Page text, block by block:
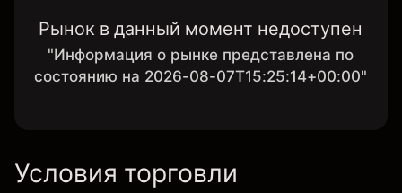
Рынок в данный момент недоступен
"Информация о рынке представлена по
состоянию на 2026-08-07T15:25:14+00:00"
Условия торговли